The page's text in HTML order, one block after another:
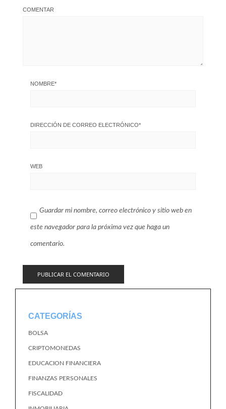
COMENTAR
NOMBRE*
DIRECCIÓN DE CORREO ELECTRÓNICO*
WEB
Guardar mi nombre, correo electrónico y sitio web en
este navegador para la próxima vez que haga un
comentario.
CATEGORÍAS
BOLSA
CRIPTOMONEDAS
EDUCACION FINANCIERA
FINANZAS PERSONALES
FISCALIDAD